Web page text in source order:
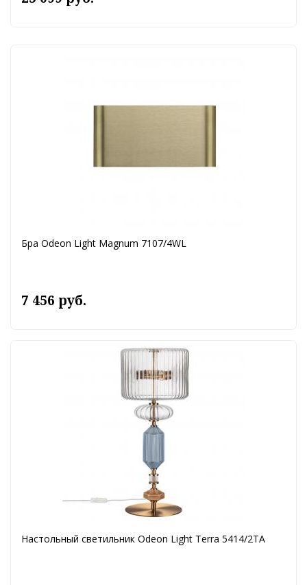
Бра Odeon Light Magnum 7107/4WL
7 456 руб.
Настольный светильник Odeon Light Terra 5414/2TA